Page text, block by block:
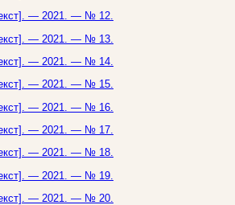
— 2021. — № 12.
— 2021. — № 13.
— 2021. — № 14.
— 2021. — № 15.
— 2021. — № 16.
— 2021. — № 17.
— 2021. — № 18.
— 2021. — № 19.
— 2021. — № 20.